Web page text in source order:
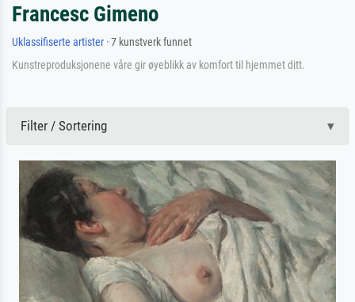
Francesc Gimeno
Uklassifiserte artister · 7 kunstverk funnet
Kunstreproduksjonene våre gir øyeblikk av komfort til hjemmet ditt.
Filter / Sortering